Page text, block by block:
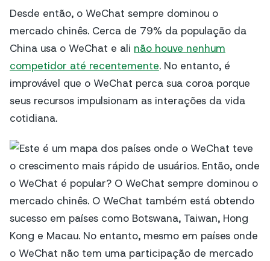
Desde então, o WeChat sempre dominou o
mercado chinês. Cerca de 79% da população da
China usa o WeChat e ali não houve nenhum
competidor até recentemente. No entanto, é
improvável que o WeChat perca sua coroa porque
seus recursos impulsionam as interações da vida
cotidiana.